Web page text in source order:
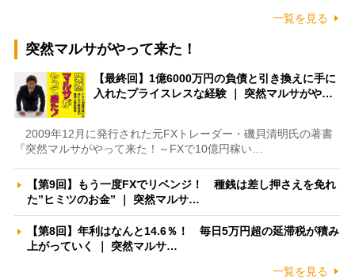
一覧を見る
突然マルサがやって来た！
【最終回】1億6000万円の負債と引き換えに手に
入れたプライスレスな経験 ｜ 突然マルサがや…
2009年12月に発行された元FXトレーダー・磯貝清明氏の著書
『突然マルサがやって来た！～FXで10億円稼い…
【第9回】もう一度FXでリベンジ！ 種銭は差し押さえを免れ
た”ヒミツのお金” ｜ 突然マルサ…
【第8回】年利はなんと14.6％！ 毎日5万円超の延滞税が積み
上がっていく ｜ 突然マルサ…
一覧を見る